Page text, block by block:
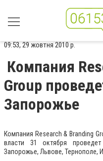
09:53, 29 жовтня 2010 р.
Компания
Group
Запорожье
Компания Research & Branding
власти 31 октября
Запорожье, Львове, Тернополе,